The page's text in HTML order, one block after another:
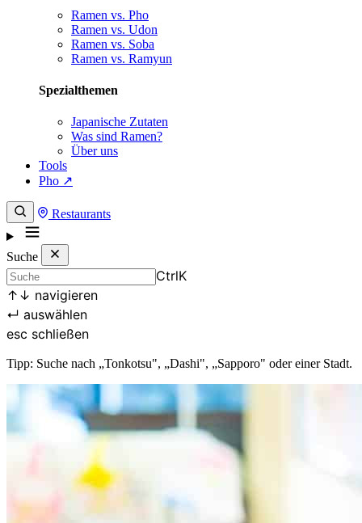
Ramen vs. Pho
Ramen vs. Udon
Ramen vs. Soba
Ramen vs. Ramyun
Spezialthemen
Japanische Zutaten
Was sind Ramen?
Über uns
Tools
Pho ↗
Restaurants
Suche
CtrlK
↑ ↓ navigieren
↵ auswählen
esc schließen
Tipp: Suche nach „Tonkotsu", „Dashi", „Sapporo" oder einer Stadt.